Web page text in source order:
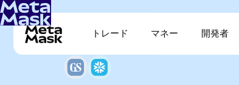
トレード マネー 開発者